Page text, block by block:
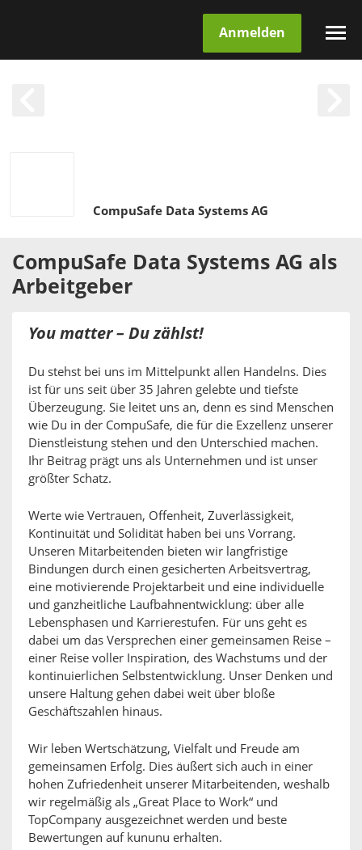
Anmelden
CompuSafe Data Systems AG
CompuSafe Data Systems AG als
Arbeitgeber
You matter – Du zählst!
Du stehst bei uns im Mittelpunkt allen Handelns. Dies
ist für uns seit über 35 Jahren gelebte und tiefste
Überzeugung. Sie leitet uns an, denn es sind Menschen
wie Du in der CompuSafe, die für die Exzellenz unserer
Dienstleistung stehen und den Unterschied machen.
Ihr Beitrag prägt uns als Unternehmen und ist unser
größter Schatz.
Werte wie Vertrauen, Offenheit, Zuverlässigkeit,
Kontinuität und Solidität haben bei uns Vorrang.
Unseren Mitarbeitenden bieten wir langfristige
Bindungen durch einen gesicherten Arbeitsvertrag,
eine motivierende Projektarbeit und eine individuelle
und ganzheitliche Laufbahnentwicklung: über alle
Lebensphasen und Karrierestufen. Für uns geht es
dabei um das Versprechen einer gemeinsamen Reise –
einer Reise voller Inspiration, des Wachstums und der
kontinuierlichen Selbstentwicklung. Unser Denken und
unsere Haltung gehen dabei weit über bloße
Geschäftszahlen hinaus.
Wir leben Wertschätzung, Vielfalt und Freude am
gemeinsamen Erfolg. Dies äußert sich auch in einer
hohen Zufriedenheit unserer Mitarbeitenden, weshalb
wir regelmäßig als „Great Place to Work“ und
TopCompany ausgezeichnet werden und beste
Bewertungen auf kununu erhalten.